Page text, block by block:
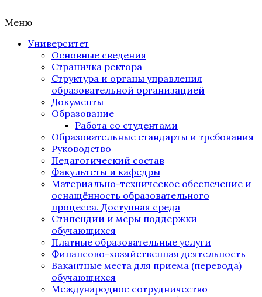
Меню
Университет
Основные сведения
Страничка ректора
Структура и органы управления
образовательной организацией
Документы
Образование
Работа со студентами
Образовательные стандарты и требования
Руководство
Педагогический состав
Факультеты и кафедры
Материально-техническое обеспечение и
оснащённость образовательного
процесса. Доступная среда
Стипендии и меры поддержки
обучающихся
Платные образовательные услуги
Финансово-хозяйственная деятельность
Вакантные места для приема (перевода)
обучающихся
Международное сотрудничество